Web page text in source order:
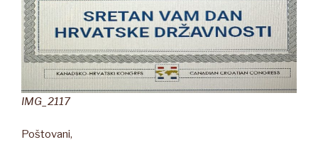
IMG_2117
Poštovani,